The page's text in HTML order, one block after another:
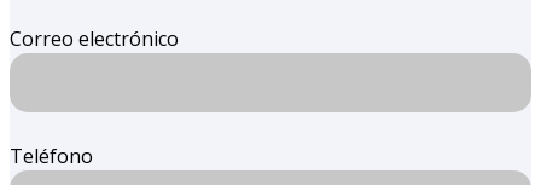
Correo electrónico
Teléfono